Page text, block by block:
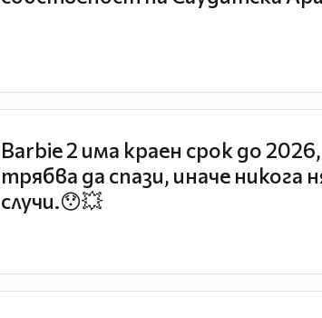
Barbie 2 има краен срок до
трябва да спази, иначе никога
случи.😯💥